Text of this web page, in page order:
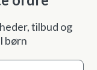
tilbud og
børn